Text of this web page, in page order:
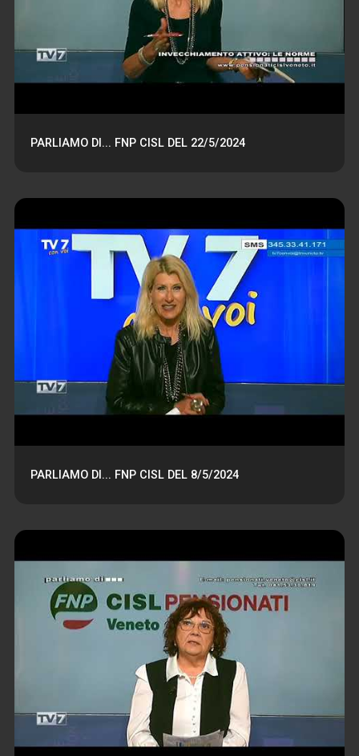
PARLIAMO DI... FNP CISL DEL 22/5/2024
PARLIAMO DI... FNP CISL DEL 8/5/2024